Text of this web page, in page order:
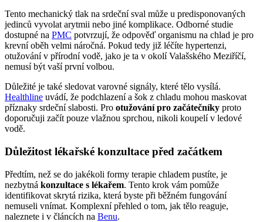
Tento mechanický tlak na srdeční sval může u predisponovaných
jedinců vyvolat arytmii nebo jiné komplikace. Odborné studie
dostupné na PMC potvrzují, že odpověď organismu na chlad je pro
krevní oběh velmi náročná. Pokud tedy již léčíte hypertenzi,
otužování v přírodní vodě, jako je ta v okolí Valašského Meziříčí,
nemusí být vaší první volbou.
Důležité je také sledovat varovné signály, které tělo vysílá.
Healthline uvádí, že podchlazení a šok z chladu mohou maskovat
příznaky srdeční slabosti. Pro otužování pro začátečníky proto
doporučuji začít pouze vlažnou sprchou, nikoli koupelí v ledové
vodě.
Důležitost lékařské konzultace před začátkem
Předtím, než se do jakékoli formy terapie chladem pustíte, je
nezbytná konzultace s lékařem. Tento krok vám pomůže
identifikovat skrytá rizika, která byste při běžném fungování
nemuseli vnímat. Komplexní přehled o tom, jak tělo reaguje,
naleznete i v článcích na Benu.